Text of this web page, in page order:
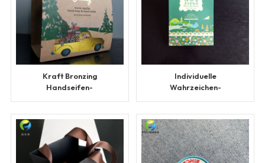
Kraft Bronzing
Handseifen-
Individuelle
Wahrzeichen-